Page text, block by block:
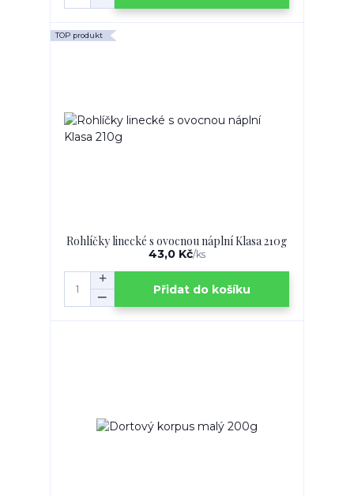
TOP produkt
Rohlíčky linecké s ovocnou náplní Klasa 210g
43,0 Kč/ks
Přidat do košíku